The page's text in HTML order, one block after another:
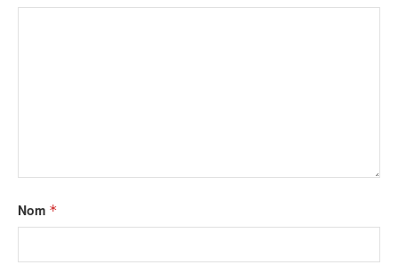
Nom *